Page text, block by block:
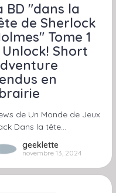
BD "dans la
de Sherlock
Tome 1
Unlock! Short
en
de Un Monde de Jeux
Dans la tête…
geeklette
novembre 13, 2024